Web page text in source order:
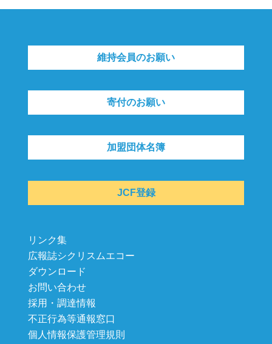
維持会員のお願い
寄付のお願い
加盟団体名簿
JCF登録
リンク集
広報誌シクリスムエコー
ダウンロード
お問い合わせ
採用・調達情報
不正行為等通報窓口
個人情報保護管理規則